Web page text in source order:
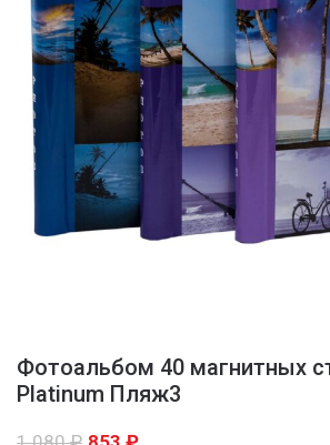
Фотоальбом 40 магнитных
Platinum Пляж3